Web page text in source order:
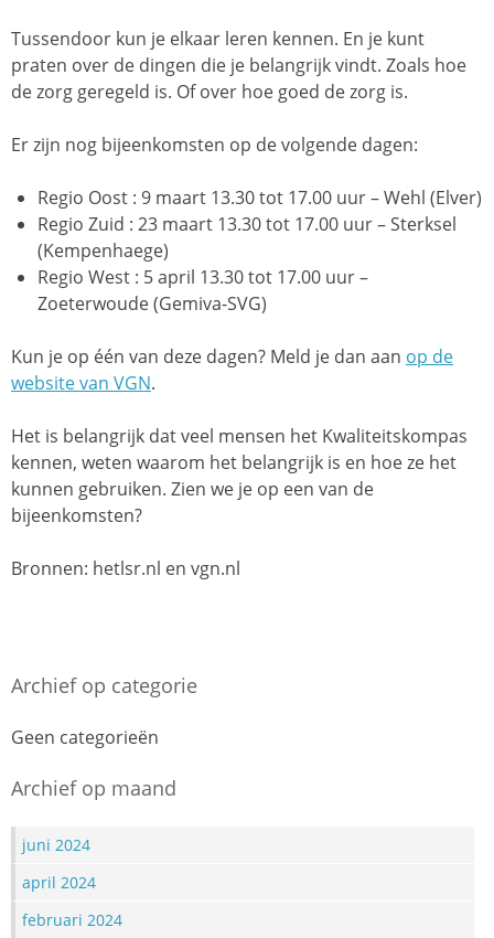
Tussendoor kun je elkaar leren kennen. En je kunt
praten over de dingen die je belangrijk vindt. Zoals hoe
de zorg geregeld is. Of over hoe goed de zorg is.
Er zijn nog bijeenkomsten op de volgende dagen:
Regio Oost : 9 maart 13.30 tot 17.00 uur – Wehl (Elver)
Regio Zuid : 23 maart 13.30 tot 17.00 uur – Sterksel
(Kempenhaege)
Regio West : 5 april 13.30 tot 17.00 uur –
Zoeterwoude (Gemiva-SVG)
Kun je op één van deze dagen? Meld je dan aan op de
website van VGN.
Het is belangrijk dat veel mensen het Kwaliteitskompas
kennen, weten waarom het belangrijk is en hoe ze het
kunnen gebruiken. Zien we je op een van de
bijeenkomsten?
Bronnen: hetlsr.nl en vgn.nl
Archief op categorie
Geen categorieën
Archief op maand
juni 2024
april 2024
februari 2024